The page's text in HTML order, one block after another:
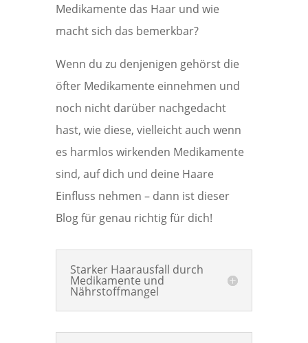
Medikamente das Haar und wie
macht sich das bemerkbar?
Wenn du zu denjenigen gehörst die
öfter Medikamente einnehmen und
noch nicht darüber nachgedacht
hast, wie diese, vielleicht auch wenn
es harmlos wirkenden Medikamente
sind, auf dich und deine Haare
Einfluss nehmen – dann ist dieser
Blog für genau richtig für dich!
Starker Haarausfall durch
Medikamente und
Nährstoffmangel